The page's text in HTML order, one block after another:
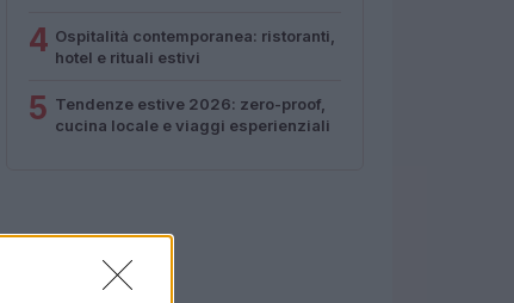
4 Ospitalità contemporanea: ristoranti,
hotel e rituali estivi
5 Tendenze estive 2026: zero-proof,
cucina locale e viaggi esperienziali